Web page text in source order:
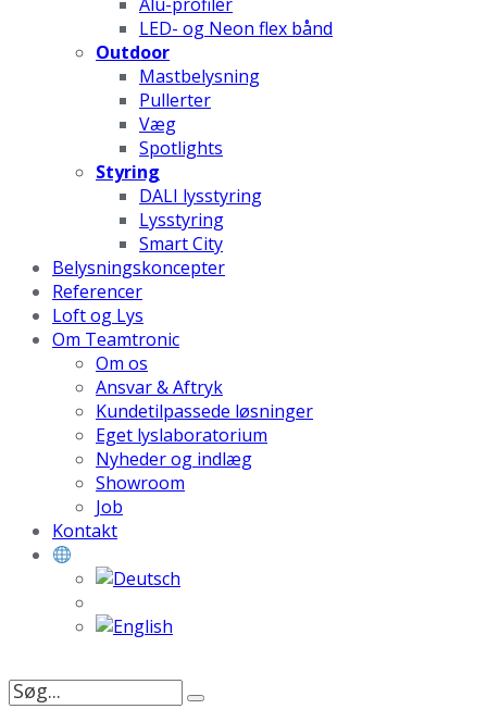
LED- og Neon flex bånd
Outdoor
Mastbelysning
Pullerter
Væg
Spotlights
Styring
DALI lysstyring
Lysstyring
Smart City
Belysningskoncepter
Referencer
Loft og Lys
Om Teamtronic
Om os
Ansvar & Aftryk
Kundetilpassede løsninger
Eget lyslaboratorium
Nyheder og indlæg
Showroom
Job
Kontakt
Søg